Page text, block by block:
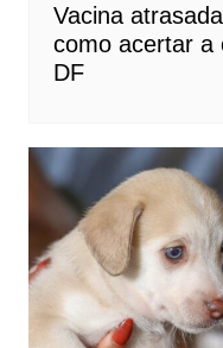
Vacina
como acertar a
DF